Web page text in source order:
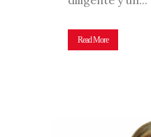
Read More